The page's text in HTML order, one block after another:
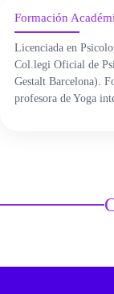
ÁREA DE
ÁREA DE
Formación
Licenciada en
Col.legi Oficial de
Gestalt Barcelona).
profesora de Yoga